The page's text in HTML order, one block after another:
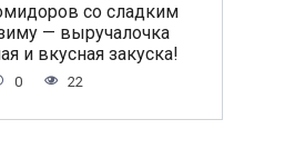
со сладким
— выручалочка
и вкусная закуска!
0 22